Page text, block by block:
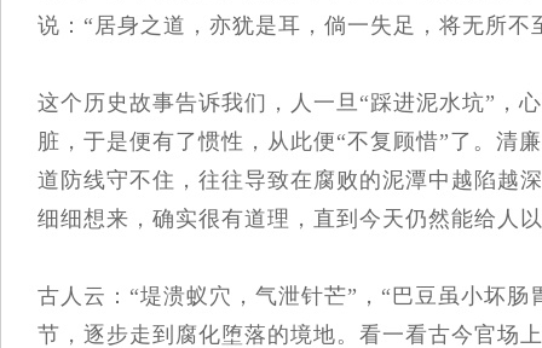
说：“居身之道，亦犹是耳，倘一失足，将无所不
这个历史故事告诉我们，人一旦“踩进泥水坑”，
脏，于是便有了惯性，从此便“不复顾惜”了。清
道防线守不住，往往导致在腐败的泥潭中越陷越
细细想来，确实很有道理，直到今天仍然能给人
古人云：“堤溃蚁穴，气泄针芒”，“巴豆虽小坏
节，逐步走到腐化堕落的境地。看一看古今官场